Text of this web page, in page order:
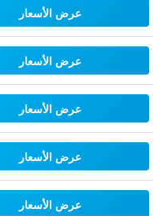
عرض الأسعار
عرض الأسعار
عرض الأسعار
عرض الأسعار
عرض الأسعار